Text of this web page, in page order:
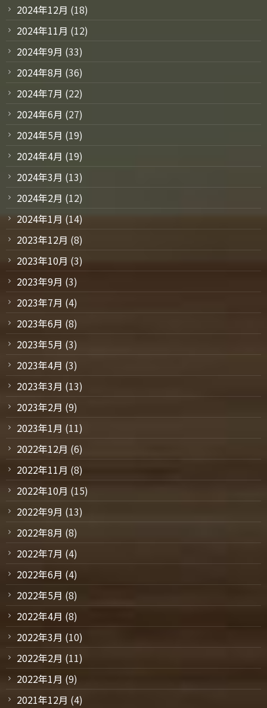
2024年12月 (18)
2024年11月 (12)
2024年9月 (33)
2024年8月 (36)
2024年7月 (22)
2024年6月 (27)
2024年5月 (19)
2024年4月 (19)
2024年3月 (13)
2024年2月 (12)
2024年1月 (14)
2023年12月 (8)
2023年10月 (3)
2023年9月 (3)
2023年7月 (4)
2023年6月 (8)
2023年5月 (3)
2023年4月 (3)
2023年3月 (13)
2023年2月 (9)
2023年1月 (11)
2022年12月 (6)
2022年11月 (8)
2022年10月 (15)
2022年9月 (13)
2022年8月 (8)
2022年7月 (4)
2022年6月 (4)
2022年5月 (8)
2022年4月 (8)
2022年3月 (10)
2022年2月 (11)
2022年1月 (9)
2021年12月 (4)